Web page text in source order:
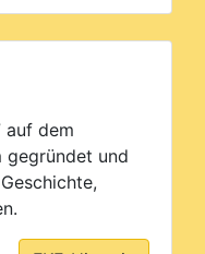
auf dem
gegründet und